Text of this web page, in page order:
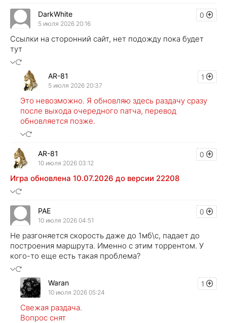
0
DarkWhite
5 июля 2026 20:16
Ссылки на сторонний сайт, нет подожду пока будет
тут
1
AR-81
5 июля 2026 20:37
Это невозможно. Я обновляю здесь раздачу сразу
после выхода очередного патча, перевод
обновляется позже.
0
AR-81
10 июля 2026 03:12
Игра обновлена 10.07.2026 до версии 22208
0
PAE
10 июля 2026 04:51
Не разгоняется скорость даже до 1мб\с, падает до
построения маршрута. Именно с этим торрентом. У
кого-то еще есть такая проблема?
1
Waran
10 июля 2026 05:24
Свежая раздача.
Вопрос снят